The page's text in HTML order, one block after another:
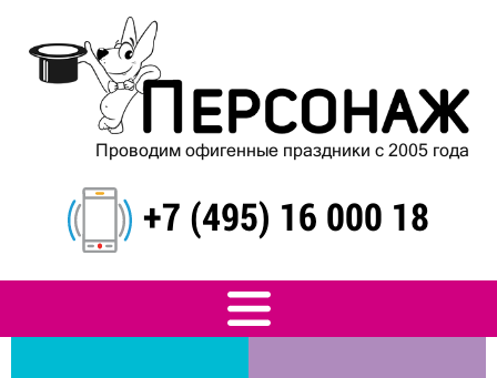
Проводим офигенные праздники с 2005 года
+7 (495) 16 000 18